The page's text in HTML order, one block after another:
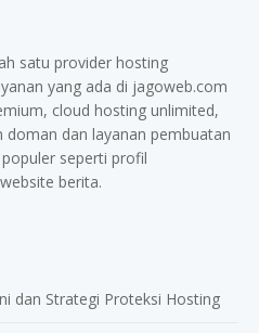
satu provider hosting
yang ada di jagoweb.com
cloud hosting unlimited,
dan layanan pembuatan
seperti profil
berita.
dan Strategi Proteksi Hosting